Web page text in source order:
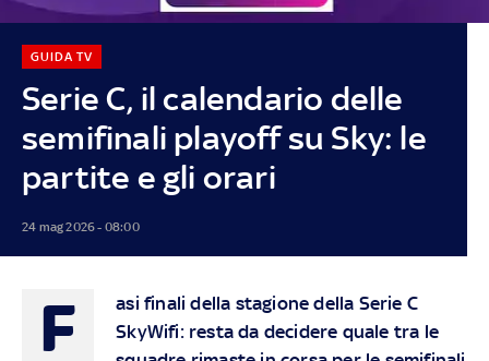
Serie C, il calendario delle
semifinali playoff su Sky: le
partite e gli orari
GUIDA TV
24 mag 2026 - 08:00
F
asi finali della stagione della Serie C
SkyWifi: resta da decidere quale tra le